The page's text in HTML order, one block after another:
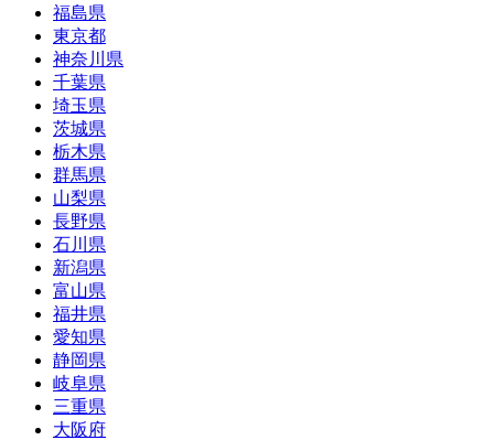
福島県
東京都
神奈川県
千葉県
埼玉県
茨城県
栃木県
群馬県
山梨県
長野県
石川県
新潟県
富山県
福井県
愛知県
静岡県
岐阜県
三重県
大阪府